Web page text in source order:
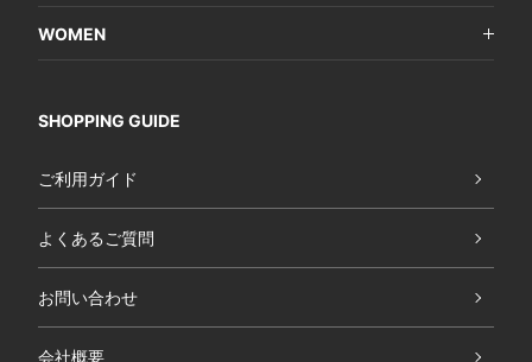
WOMEN
SHOPPING GUIDE
ご利用ガイド
よくあるご質問
お問い合わせ
会社概要